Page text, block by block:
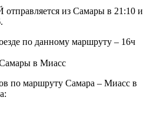
из Самары в 21:10 и
по данному маршруту – 16ч
в Миасс
по маршруту Самара – Миасс в